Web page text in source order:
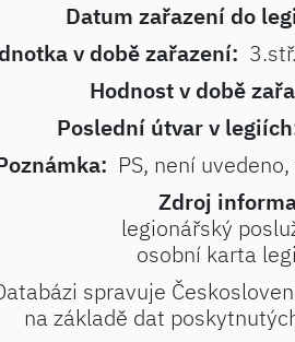
Datum zařazení do
v době zařazení:
Hodnost v době
Poslední útvar v
PS, není
Zdroj
legionářský
osobní karta
spravuje
na základě dat